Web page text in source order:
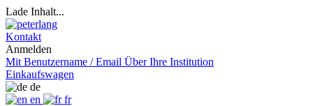
Lade Inhalt...
Kontakt
Anmelden
Mit Benutzername / Email Über Ihre Institution
Einkaufswagen
de
en
fr